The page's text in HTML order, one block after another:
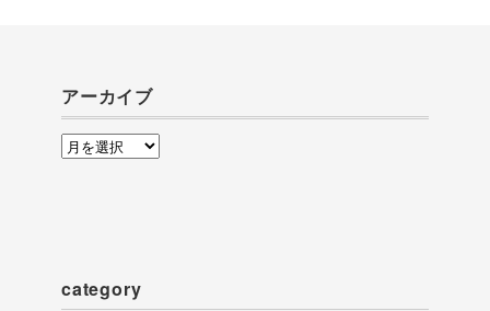
アーカイブ
ア
category